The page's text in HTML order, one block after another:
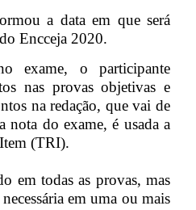
a data em que será
Encceja 2020.
exame, o participante
nas provas objetivas e
na redação, que vai de
nota do exame, é usada a
(TRI).
em todas as provas, mas
em uma ou mais